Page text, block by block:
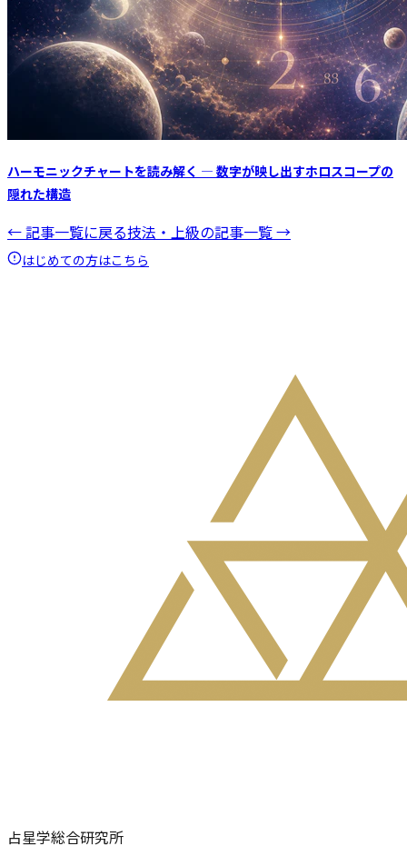
ハーモニックチャートを読み解く ― 数字が映し出すホロスコープの
隠れた構造
← 記事一覧に戻る技法・上級の記事一覧 →
はじめての方はこちら
占星学総合研究所